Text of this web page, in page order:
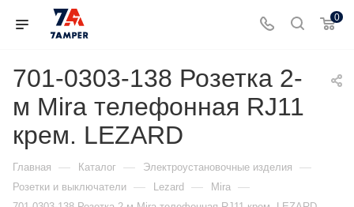
0
701-0303-138 Розетка 2-
м Mira телефонная RJ11
крем. LEZARD
Главная — Каталог — Электроустановочные изделия —
Розетки и выключатели — Lezard — Mira —